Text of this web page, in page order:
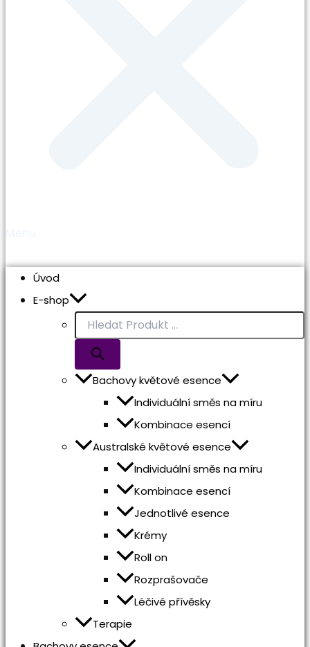
Úvod
E-shop
Bachovy květové esence
Individuální směs na míru
Kombinace esencí
Australské květové esence
Individuální směs na míru
Kombinace esencí
Jednotlivé esence
Krémy
Roll on
Rozprašovače
Léčivé přívěsky
Terapie